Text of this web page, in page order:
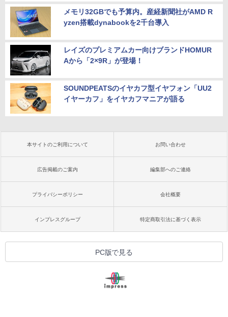
メモリ32GBでも予算内。産経新聞社がAMD R
yzen搭載dynabookを2千台導入
レイズのプレミアムカー向けブランドHOMUR
Aから「2×9R」が登場！
SOUNDPEATSのイヤカフ型イヤフォン「UU2
イヤーカフ」をイヤカフマニアが語る
本サイトのご利用について お問い合わせ
広告掲載のご案内 編集部へのご連絡
プライバシーポリシー 会社概要
インプレスグループ 特定商取引法に基づく表示
PC版で見る